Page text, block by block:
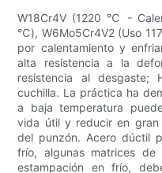
W18Cr4V (1220 ℃ -
℃), W6Mo5Cr4V2 (Uso
por calentamiento y
alta resistencia a la
resistencia al desgaste;
cuchilla. La práctica ha
a baja temperatura
vida útil y reducir en
del punzón. Acero dúctil
frío, algunas matrices
estampación en frío,